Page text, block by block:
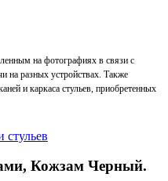
на фотографиях в связи с
на разных устройствах. Также
и каркаса стульев, приобретенных
стульев
Кожзам Черный.